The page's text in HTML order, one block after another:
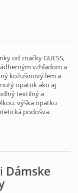
od značky GUESS,
vzhľadom a
kožušinový lem a
opätok ako aj
textilný a
výška opätku
podošva.
Dámske